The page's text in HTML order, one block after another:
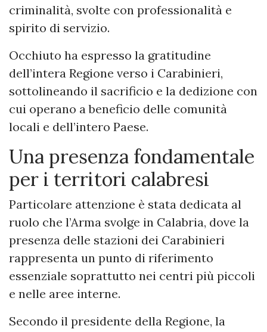
criminalità, svolte con professionalità e
spirito di servizio.
Occhiuto ha espresso la gratitudine
dell’intera Regione verso i Carabinieri,
sottolineando il sacrificio e la dedizione con
cui operano a beneficio delle comunità
locali e dell’intero Paese.
Una presenza fondamentale
per i territori calabresi
Particolare attenzione è stata dedicata al
ruolo che l’Arma svolge in Calabria, dove la
presenza delle stazioni dei Carabinieri
rappresenta un punto di riferimento
essenziale soprattutto nei centri più piccoli
e nelle aree interne.
Secondo il presidente della Regione, la